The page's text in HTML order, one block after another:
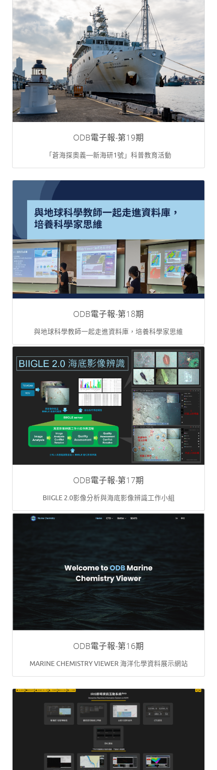
ODB電子報-第19期
「蒼海探奧義—新海研1號」科普教育活動
ODB電子報-第18期
與地球科學教師一起走進資料庫，培養科學家思維
ODB電子報-第17期
BIIGLE 2.0影像分析與海底影像辨識工作小組
ODB電子報-第16期
MARINE CHEMISTRY VIEWER 海洋化學資料展示網站